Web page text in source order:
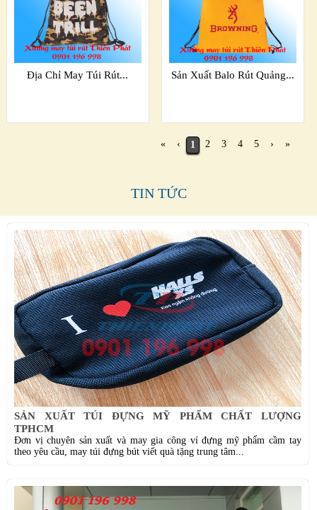
Địa Chỉ May Túi Rút... Sản Xuất Balo Rút Quảng...
« ‹ 1 2 3 4 5 › »
TIN TỨC
SẢN XUẤT TÚI ĐỰNG MỸ PHẨM CHẤT LƯỢNG
TPHCM
Đơn vị chuyên sản xuất và may gia công ví đựng mỹ phẩm cầm tay
theo yêu cầu, may túi đựng bút viết quà tặng trung tâm...